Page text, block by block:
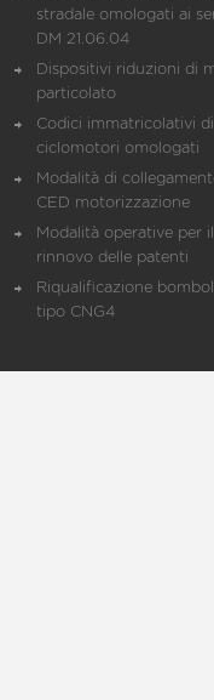
stradale omologati ai
DM 21.06.04
Dispositivi riduzioni di
particolato
Codici immatricolativi di
ciclomotori omologati
Modalità di
CED motorizzazione
Modalità operative per il
rinnovo delle patenti
Riqualificazione
tipo CNG4